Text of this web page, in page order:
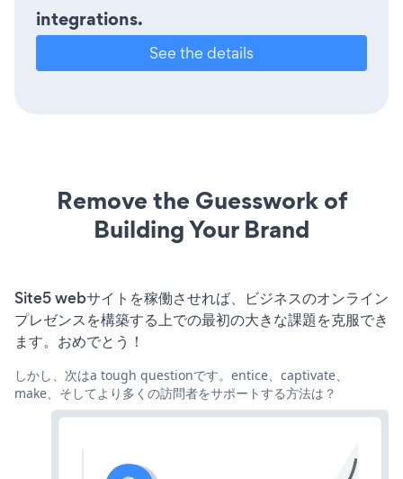
integrations.
See the details
Remove the Guesswork of
Building Your Brand
Site5 webサイトを稼働させれば、ビジネスのオンライン
プレゼンスを構築する上での最初の大きな課題を克服でき
ます。おめでとう！
しかし、次はa tough questionです。entice、captivate、
make、そしてより多くの訪問者をサポートする方法は？